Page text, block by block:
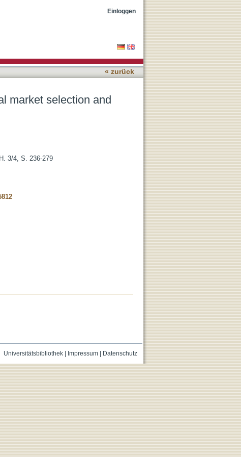
branding in in Sub-Einloggen
« zurück
market selection and
3/4, S. 236-279
Universitätsbibliothek| Impressum| Datenschutz